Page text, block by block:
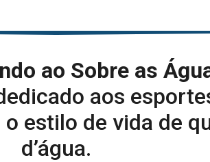
ao Sobre as
aos
estilo de vida de
d’água.